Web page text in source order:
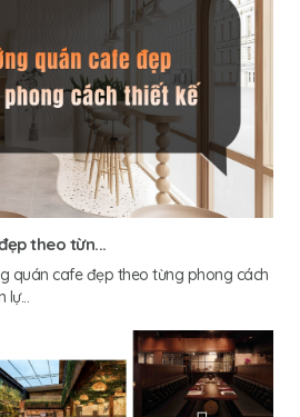
theo từn...
quán cafe đẹp theo từng phong cách
lự...